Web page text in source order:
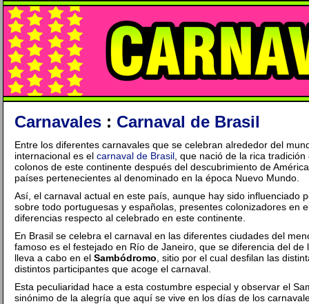
Carnavales : Carnaval de Brasil
Entre los diferentes carnavales que se celebran alrededor del
internacional es el carnaval de Brasil , que nació de la rica
colonos de este continente después del descubrimiento de
países pertenecientes al denominado en la época Nuevo Mundo.
Así, el carnaval actual en este país, aunque hay sido influenciado
sobre todo portuguesas y españolas, presentes colonizadores en
diferencias respecto al celebrado en este continente.
En Brasil se celebra el carnaval en las diferentes ciudades del
famoso es el festejado en Río de Janeiro, que se diferencia del de
lleva a cabo en el Sambódromo , sitio por el cual desfilan las
distintos participantes que acoge el carnaval.
Esta peculiaridad hace a esta costumbre especial y observar el
sinónimo de la alegría que aquí se vive en los días de los